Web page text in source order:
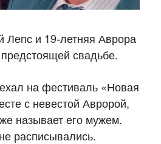
Лепс и 19-летняя Аврора
свадьбе.
на фестиваль «Новая
с невестой Авророй,
называет его мужем.
расписывались.